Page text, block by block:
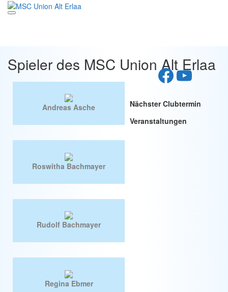
Zum
Inhalt
Spieler des MSC Union Alt Erlaa
Andreas Asche
Roswitha Bachmayer
Rudolf Bachmayer
Regina Ebmer
Nächster Clubtermin
Veranstaltungen